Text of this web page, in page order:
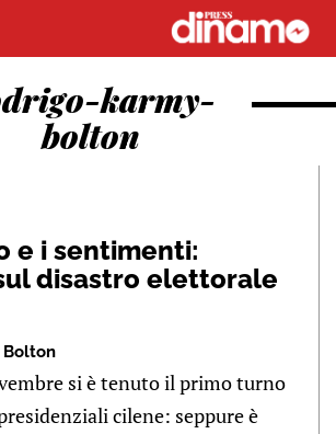
karmy-
bolton
e i sentimenti:
disastro elettorale
Bolton
si è tenuto il primo turno
cilene: seppure è